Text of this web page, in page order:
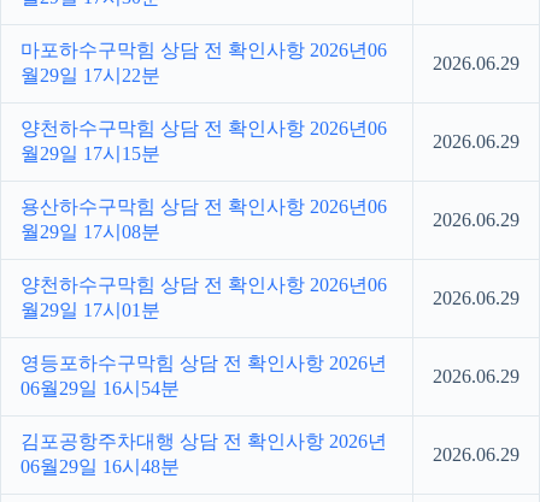
마포하수구막힘 상담 전 확인사항 2026년06
월29일 17시22분
2026.06.29
양천하수구막힘 상담 전 확인사항 2026년06
월29일 17시15분
2026.06.29
용산하수구막힘 상담 전 확인사항 2026년06
월29일 17시08분
2026.06.29
양천하수구막힘 상담 전 확인사항 2026년06
월29일 17시01분
2026.06.29
영등포하수구막힘 상담 전 확인사항 2026년
06월29일 16시54분
2026.06.29
김포공항주차대행 상담 전 확인사항 2026년
06월29일 16시48분
2026.06.29